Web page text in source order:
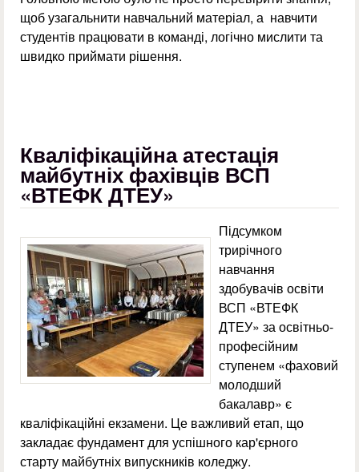
щоб узагальнити навчальний матеріал, а навчити
студентів працювати в команді, логічно мислити та
швидко приймати рішення.
Кваліфікаційна атестація
майбутніх фахівців ВСП
«ВТЕФК ДТЕУ»
Підсумком
трирічного
навчання
здобувачів освіти
ВСП «ВТЕФК
ДТЕУ» за освітньо-
професійним
ступенем «фаховий
молодший
бакалавр» є
кваліфікаційні екзамени. Це важливий етап, що
закладає фундамент для успішного кар'єрного
старту майбутніх випускників коледжу.